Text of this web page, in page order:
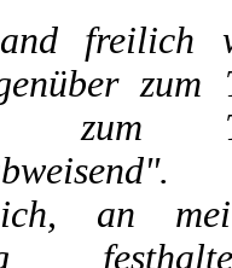
freilich
zum
zum
an